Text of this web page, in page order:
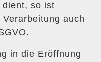
dient, so ist
auch
in die Eröffnung